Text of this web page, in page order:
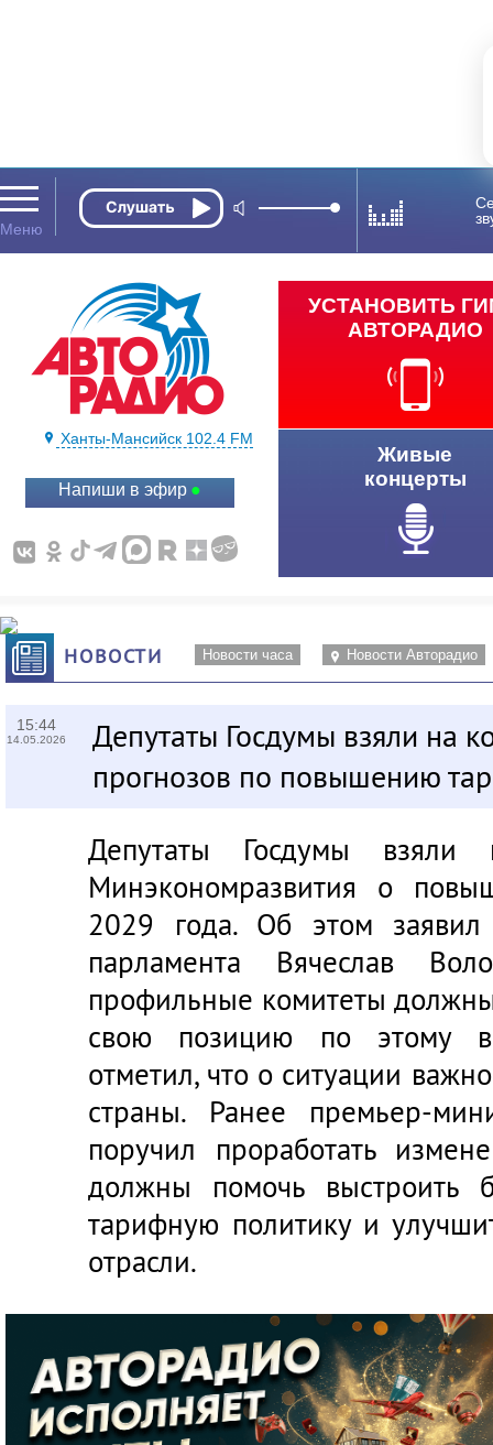
Ханты-Мансийск 102.4 FM
Напиши в эфир
УСТАНОВИТЬ
АВТОРАДИО
Живые
концерты
НОВОСТИ Новости часа Новости Авторадио
15:44
14.05.2026
Депутаты Госдумы взяли на
прогнозов по повышению
Депутаты Госдумы взяли
Минэкономразвития о
2029 года. Об этом
парламента Вячеслав
профильные комитеты
свою позицию по этому
отметил, что о ситуации
страны. Ранее премьер-
поручил проработать
должны помочь выстроить
тарифную политику и
отрасли.